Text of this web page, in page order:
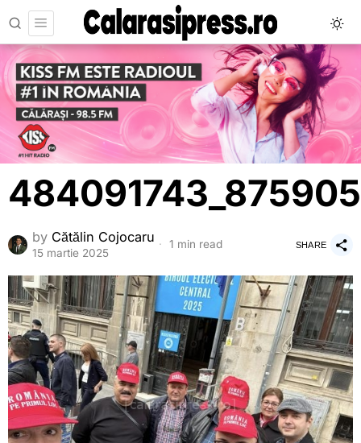
by Cătălin Cojocaru
15 martie 2025
1 min read SHARE